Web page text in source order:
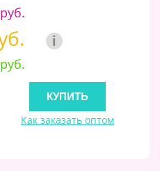
i
Как заказать оптом